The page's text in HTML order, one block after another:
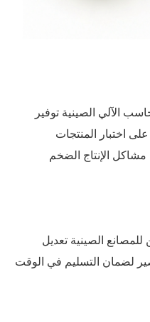
الآلي الصينية توفير
اختبار المنتجات
الإنتاج الضخم
الصينية تعديل
لضمان التسليم في الوقت